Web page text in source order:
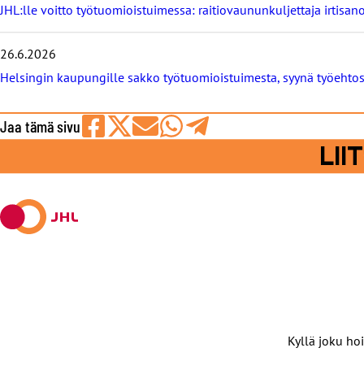
s
e
t
JHL:lle voitto työtuomioistuimessa: raitiovaununkuljettaja
26.6.2026
Helsingin kaupungille sakko työtuomioistuimesta, syynä
Jaa tämä sivu
Kyllä joku